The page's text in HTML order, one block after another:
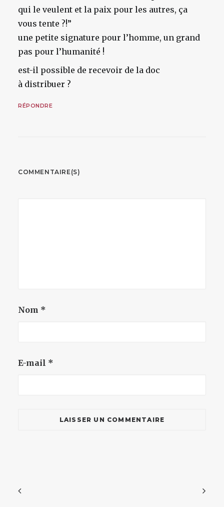
qui le veulent et la paix pour les autres, ça
vous tente ?!”
une petite signature pour l’homme, un grand
pas pour l’humanité !
est-il possible de recevoir de la doc
à distribuer ?
RÉPONDRE
COMMENTAIRE(S)
Nom *
E-mail *